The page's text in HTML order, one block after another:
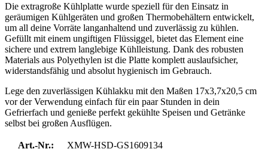
Die extragroße Kühlplatte wurde speziell für den Einsatz in
geräumigen Kühlgeräten und großen Thermobehältern entwickelt,
um all deine Vorräte langanhaltend und zuverlässig zu kühlen.
Gefüllt mit einem ungiftigen Flüssiggel, bietet das Element eine
sichere und extrem langlebige Kühlleistung. Dank des robusten
Materials aus Polyethylen ist die Platte komplett auslaufsicher,
widerstandsfähig und absolut hygienisch im Gebrauch.
Lege den zuverlässigen Kühlakku mit den Maßen 17x3,7x20,5 cm
vor der Verwendung einfach für ein paar Stunden in dein
Gefrierfach und genieße perfekt gekühlte Speisen und Getränke
selbst bei großen Ausflügen.
Art.-Nr.:
XMW-HSD-GS1609134